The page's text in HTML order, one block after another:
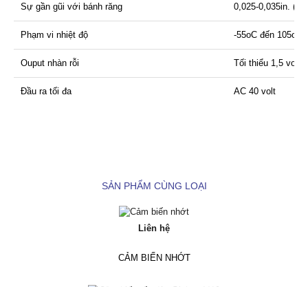
Sự gần gũi với bánh răng 0,025-0,035in.
Phạm vi nhiệt độ -55oC đến 105oC
Ouput nhàn rỗi Tối thiểu 1,5 volt
Đầu ra tối đa AC 40 volt
SẢN PHẨM CÙNG LOẠI
Liên hệ
CẢM BIẾN NHỚT